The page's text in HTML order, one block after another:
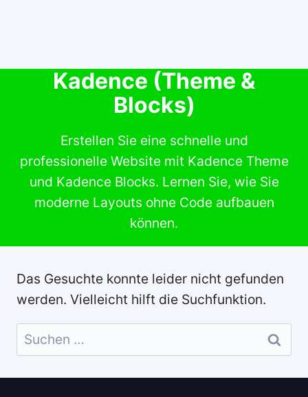
Kadence (Theme &
Blocks)
Erstellen Sie eine schnelle und
professionelle Website mit Kadence Theme
und Kadence Blocks. Lernen Sie, wie Sie
moderne Layouts ohne Code aufbauen
können.
Das Gesuchte konnte leider nicht gefunden
werden. Vielleicht hilft die Suchfunktion.
Suchen
nach: